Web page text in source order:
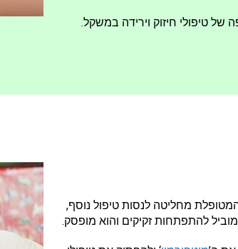
של טיפולי חיזוק וירידה במשקל.
מחליטה לנסות טיפול נוסף,
להתפתחות זקיקים והוא מופסק.